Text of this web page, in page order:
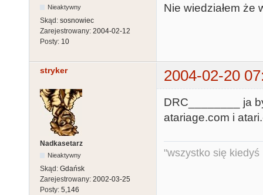
Nieaktywny
Skąd: sosnowiec
Zarejestrowany: 2004-02-12
Posty: 10
Nie wiedziałem że
stryker 2004-02-20
Nadkasetarz
Nieaktywny
Skąd: Gdańsk
Zarejestrowany: 2002-03-25
Posty: 5,146
DRC________ ja
atariage.com i
"wszystko się kiedyś